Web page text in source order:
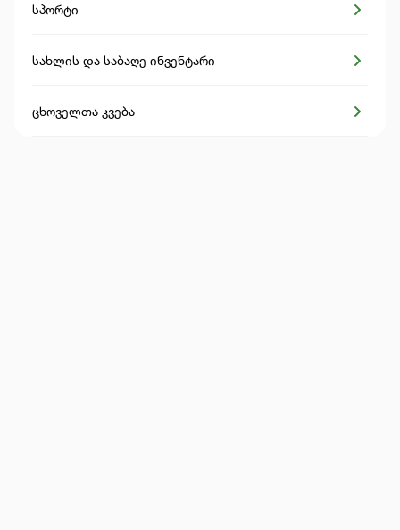
სპორტი
სახლის და საბაღე ინვენტარი
ცხოველთა კვება